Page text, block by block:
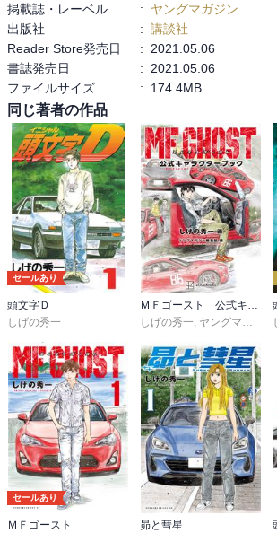
掲載誌・レーベル
:
ヤングマガジン
出版社
: 講談社
Reader Store発売日
:
2021.05.06
書誌発売日
:
2021.05.06
ファイルサイズ
: 174.4MB
同じ著者の作品
セールあり
頭文字Ｄ
しげの秀一
ＭＦゴースト 公式キャラクターブック
しげの秀一, ヤングマガジン編集部
セールあり
ＭＦゴースト
昴と彗星